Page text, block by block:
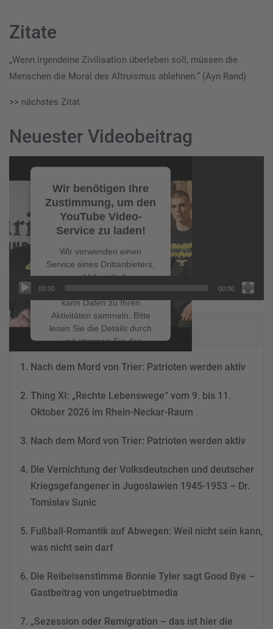
Zitate
„Wenn irgendeine Zivilisation überleben soll, müssen die
Menschen die Moral des Altruismus ablehnen.“ (Ayn Rand)
>> nächstes Zitat
Neuester Videobeitrag
Player
Wir benötigen Ihre
Zustimmung, um den
YouTube Video-
Service zu laden!
Wir verwenden einen
Service eines Drittanbieters,
um Videoinhalte
einzubetten. Dieser Service
kann Daten zu Ihren
Aktivitäten sammeln. Bitte
lesen Sie die Details durch
und stimmen Sie der
Nutzung des Service zu, um
dieses Video anzusehen.
Mehr Informationen
Consent Management
&
00:00 00:00
NEUESTE BEITRÄGE
Nach dem Mord von Trier: Patrioten werden aktiv
Thing XI: „Rechte Lebenswege“ vom 9. bis 11.
Oktober 2026 im Rhein-Neckar-Raum
Nach dem Mord von Trier: Patrioten werden aktiv
Die Vernichtung der Volksdeutschen und deutscher
Kriegsgefangener in Jugoslawien 1945-1953 – Dr.
Tomislav Sunic
Fußball-Romantik auf Abwegen: Weil nicht sein kann,
was nicht sein darf
Die Reibeisenstimme Bonnie Tyler sagt Good Bye –
Gastbeitrag von ungetruebtmedia
„Sezession oder Remigration – das ist hier die